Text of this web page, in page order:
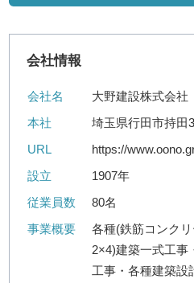
会社情報
会社名
大野建設株式会社
本社
埼玉県行田市持田
URL
https://
設立
1907年
従業員数
80名
事業概要
各種(鉄筋コンク
2×4)建築一式工事
工事・各種建築設